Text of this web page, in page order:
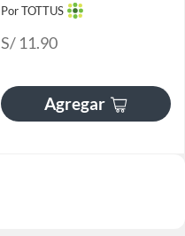
Por TOTTUS
S/ 11.90
Agregar